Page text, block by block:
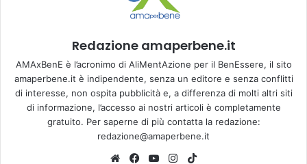
Redazione amaperbene.it
AMAxBenE è l’acronimo di AliMentAzione per il BenEssere, il sito
amaperbene.it è indipendente, senza un editore e senza conflitti
di interesse, non ospita pubblicità e, a differenza di molti altri siti
di informazione, l’accesso ai nostri articoli è completamente
gratuito. Per saperne di più contatta la redazione:
redazione@amaperbene.it
We
Fa
Yo
Ins